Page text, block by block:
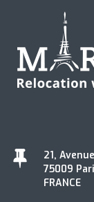
21,
75009
FRANCE